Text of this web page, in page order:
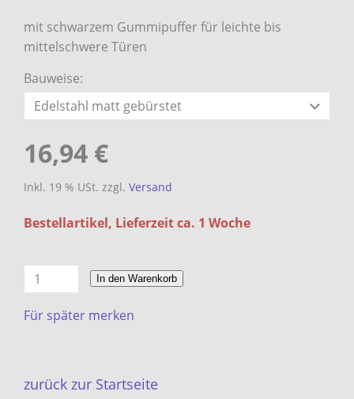
mit schwarzem Gummipuffer für leichte bis
mittelschwere Türen
Bauweise:
16,94 €
Inkl. 19 % USt. zzgl. Versand
Bestellartikel, Lieferzeit ca. 1 Woche
In den Warenkorb
Für später merken
zurück zur Startseite